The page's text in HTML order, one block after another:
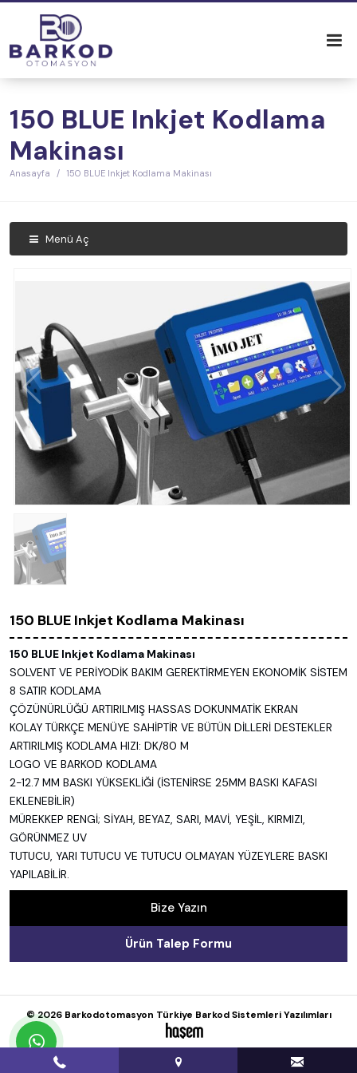
whatsapp
150 BLUE Inkjet Kodlama
Makinası
Anasayfa 150 BLUE Inkjet Kodlama Makinası
Menü Aç
150 BLUE Inkjet Kodlama Makinası
150 BLUE Inkjet Kodlama Makinası
SOLVENT VE PERİYODİK BAKIM GEREKTİRMEYEN EKONOMİK SİSTEM
8 SATIR KODLAMA
ÇÖZÜNÜRLÜĞÜ ARTIRILMIŞ HASSAS DOKUNMATİK EKRAN
KOLAY TÜRKÇE MENÜYE SAHİPTİR VE BÜTÜN DİLLERİ DESTEKLER
ARTIRILMIŞ KODLAMA HIZI: DK/80 M
LOGO VE BARKOD KODLAMA
2-12.7 MM BASKI YÜKSEKLİĞİ (İSTENİRSE 25MM BASKI KAFASI
EKLENEBİLİR)
MÜREKKEP RENGİ; SİYAH, BEYAZ, SARI, MAVİ, YEŞİL, KIRMIZI,
GÖRÜNMEZ UV
TUTUCU, YARI TUTUCU VE TUTUCU OLMAYAN YÜZEYLERE BASKI
YAPILABİLİR.
Bize Yazın
Ürün Talep Formu
© 2026 Barkodotomasyon Türkiye Barkod Sistemleri Yazılımları